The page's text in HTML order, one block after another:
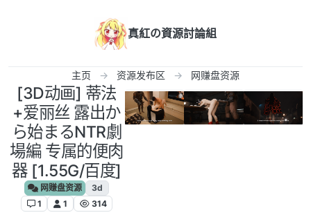
真紅の資源討論組
主页 资源发布区 网赚盘资源
[3D动画] 蒂法
+爱丽丝 露出か
ら始まるNTR劇
場編 专属的便肉
器 [1.55G/百度]
网赚盘资源
3d
1
1 314